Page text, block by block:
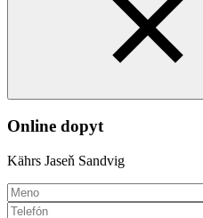
Online dopyt
Kährs Jaseň Sandvig